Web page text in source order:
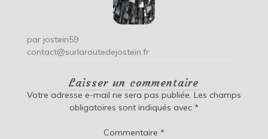
par jostein59
contact@surlaroutedejostein.fr
Laisser un commentaire
Votre adresse e-mail ne sera pas publiée. Les champs
obligatoires sont indiqués avec *
Commentaire *